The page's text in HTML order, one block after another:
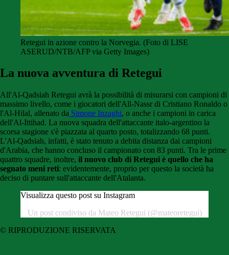
Retegui in azione contro la Norvegia. (Foto di LISE
ASERUD/NTB/AFP via Getty Images)
La nuova avventura di Retegui
All'Al-Qadsiah Retegui avrà la possibilità di misurarsi con campioni di
massimo livello, come i giocatori dell'All-Nassr di Cristiano Ronaldo o
l'Al-Hilal, allenato da Simone Inzaghi, o anche i campioni in carica
dell'Al-Ittihad. La nuova squadra dell'attaccante italo-argentino la
scorsa stagione s'è piazzata al quarto posto, totalizzando 68 punti.
L'Al-Qadsiah, infatti, è stato tenuto a debita distanza dai campioni
d'Arabia, che hanno concluso il campionato con 83 punti. Tra le prime
quattro squadre, inoltre, il nuovo club di Retegui è quello che ha
segnato meni reti: evidentemente, proprio per questo la società ha
deciso di puntare sull'attaccante dell'Atalanta.
Visualizza questo post su Instagram
Un post condiviso da Mateo Retegui (@mateoretegui)
© RIPRODUZIONE RISERVATA